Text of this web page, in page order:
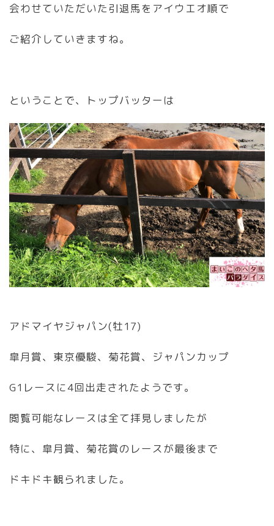
会わせていただいた引退馬をアイウエオ順で
ご紹介していきますね。
ということで、トップバッターは
アドマイヤジャパン(牡17)
皐月賞、東京優駿、菊花賞、ジャパンカップ
G1レースに4回出走されたようです。
閲覧可能なレースは全て拝見しましたが
特に、皐月賞、菊花賞のレースが最後まで
ドキドキ観られました。